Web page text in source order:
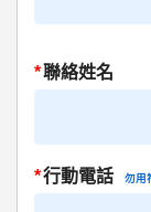
*聯絡姓名
*行動電話 勿用